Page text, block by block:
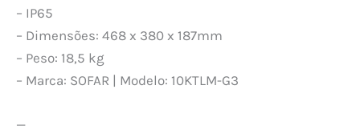
– IP65
– Dimensões: 468 x 380 x 187mm
– Peso: 18,5 kg
– Marca: SOFAR | Modelo: 10KTLM-G3
—